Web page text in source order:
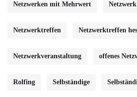
Netzwerken mit Mehrwert
Netzwerktreffen Netzwerktreffen
Netzwerkveranstaltung offenes
Rolfing Selbständige